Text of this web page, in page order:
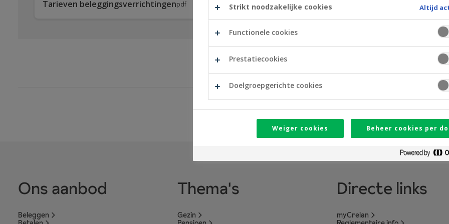
Tarieven beleggingsverrichtingenpdf Download het bestand
Ons aanbod
Beleggen
Thema's
Gezin
Directe links
myCrelan
Strikt noodzakelijke cookies Altijd
Functionele cookies
Prestatiecookies
Doelgroepgerichte cookies
Weiger cookies Beheer cookies per